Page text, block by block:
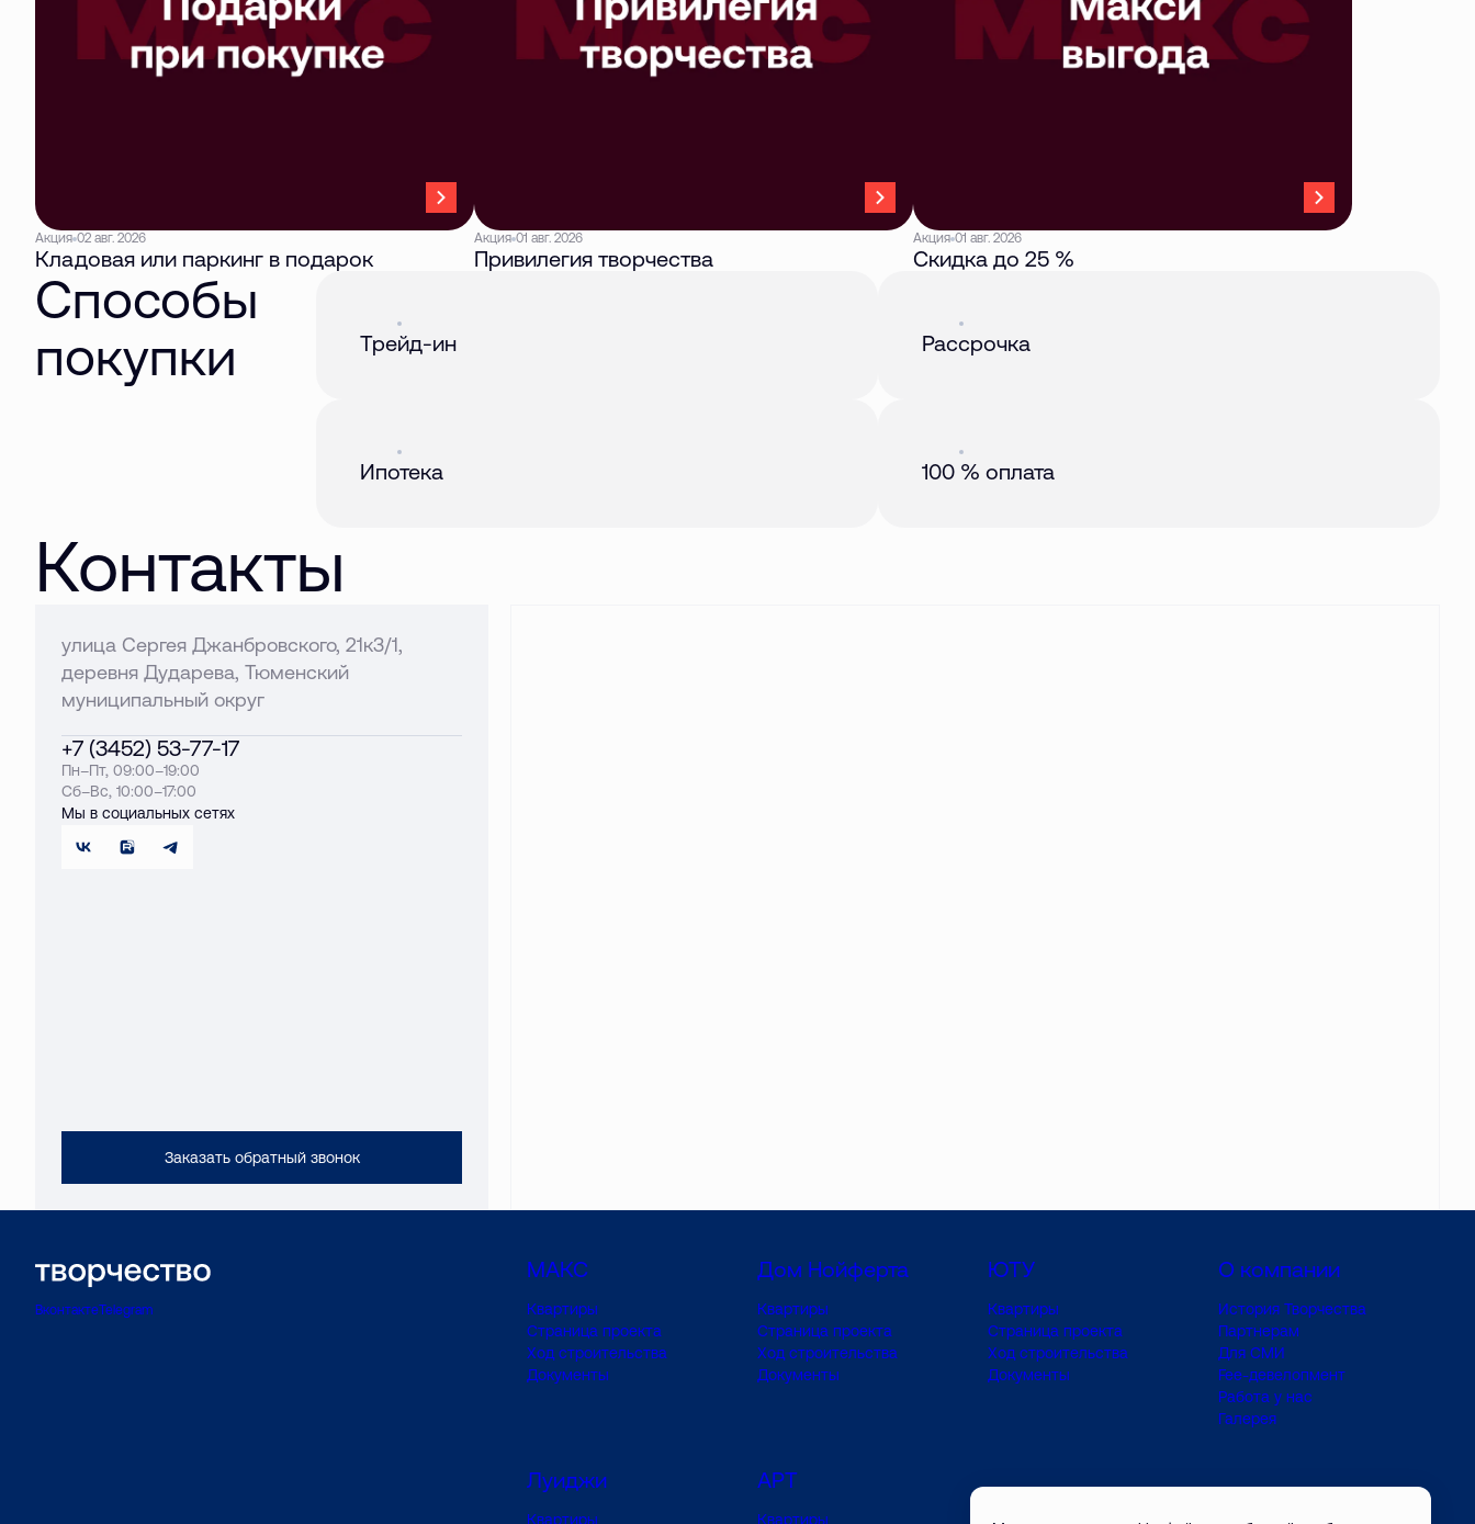
Акция 02 авг. 2026
Кладовая или паркинг в подарок
Акция 01 авг. 2026
Привилегия творчества
Акция 01 авг. 2026
Скидка до 25 %
Способы
покупки
Трейд-ин
Ипотека
Рассрочка
100 % оплата
Контакты
улица Сергея Джанбровского, 21к3/1,
деревня Дударева, Тюменский
муниципальный округ
+7 (3452) 53-77-17
Пн–Пт, 09:00–19:00
Сб–Вс, 10:00–17:00
Мы в социальных сетях
Заказать обратный звонок
ВконтактеTelegram
МАКС
Квартиры
Страница проекта
Ход строительства
Документы
Дом Нойферта
Квартиры
Страница проекта
Ход строительства
Документы
ЮТУ
Квартиры
Страница проекта
Ход строительства
Документы
О компании
История Творчества
Партнерам
Для СМИ
Fee-девелопмент
Работа у нас
Галерея
Луиджи
Квартиры
АРТ
Квартиры